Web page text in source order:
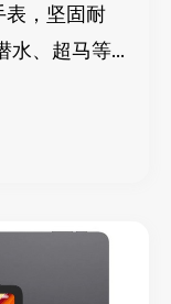
表，坚固耐
水、超马等运